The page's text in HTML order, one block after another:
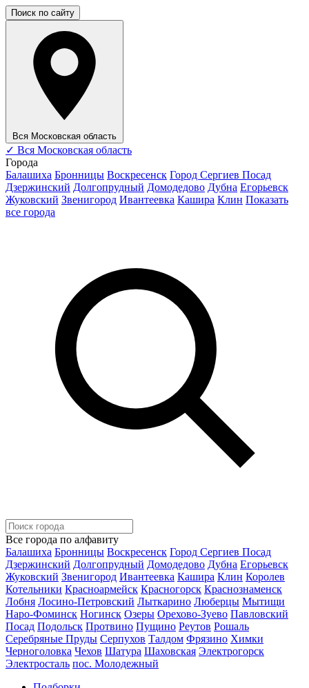
Поиск по сайту
Вся Московская область
✓ Вся Московская область
Города
Балашиха Бронницы Воскресенск Город Сергиев Посад
Дзержинский Долгопрудный Домодедово Дубна Егорьевск
Жуковский Звенигород Ивантеевка Кашира Клин Показать
все города
Все города по алфавиту
Балашиха Бронницы Воскресенск Город Сергиев Посад
Дзержинский Долгопрудный Домодедово Дубна Егорьевск
Жуковский Звенигород Ивантеевка Кашира Клин Королев
Котельники Красноармейск Красногорск Краснознаменск
Лобня Лосино-Петровский Лыткарино Люберцы Мытищи
Наро-Фоминск Ногинск Озеры Орехово-Зуево Павловский
Посад Подольск Протвино Пущино Реутов Рошаль
Серебряные Пруды Серпухов Талдом Фрязино Химки
Черноголовка Чехов Шатура Шаховская Электрогорск
Электросталь пос. Молодежный